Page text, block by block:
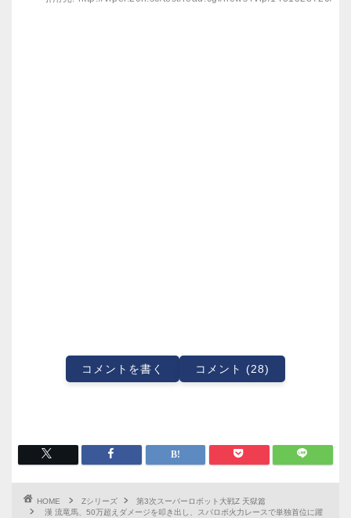
コメントを書く コメント (28)
HOME Zシリーズ
第3次スーパーロボット大戦Z 天獄篇
漢 流竜馬、50万超えダメージを叩き出し、スパロボ火力レースで単独首位に躍